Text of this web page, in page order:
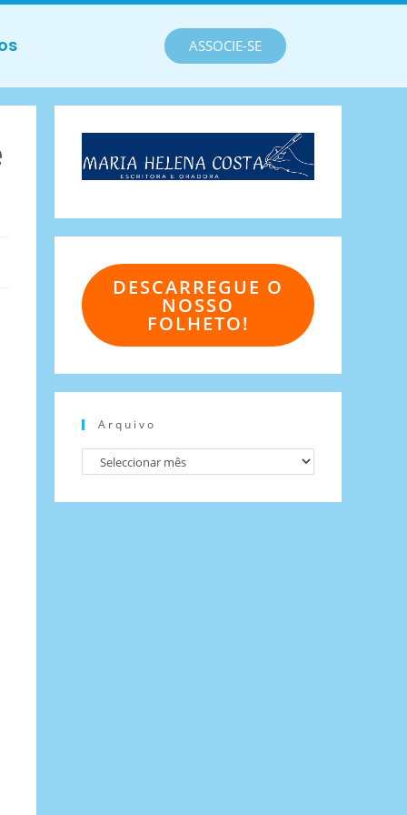
ASSOCIE-SE
DESCARREGUE O
NOSSO
FOLHETO!
Arquivo